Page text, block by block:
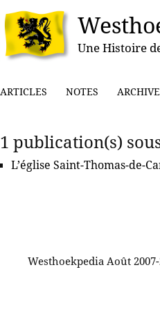
Une Histoire
ARTICLES NOTES
1 publication(s)
L’église Saint-Thomas-de-
Westhoekpedia Août